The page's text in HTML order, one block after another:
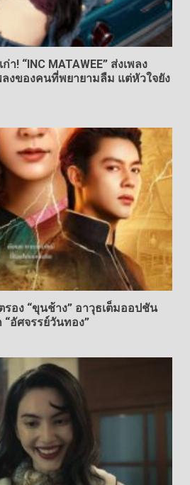
! “INC MATAWEE” ส่งเพลง
ลงของคนที่พยายามลืม แต่หัวใจยัง
อง “ขุนช้าง” อาวุธเต็มออปชัน
อัศจรรย์วันทอง”